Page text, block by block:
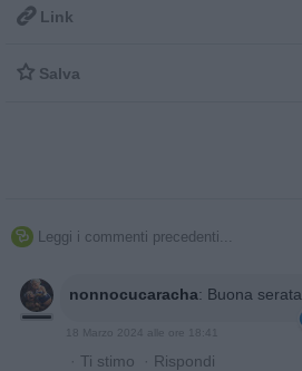
 Link
 Salva
 Leggi i commenti precedenti...
nonnocucaracha: Buona serata
18 Marzo 2024 alle ore 18:41
· Ti stimo · Rispondi